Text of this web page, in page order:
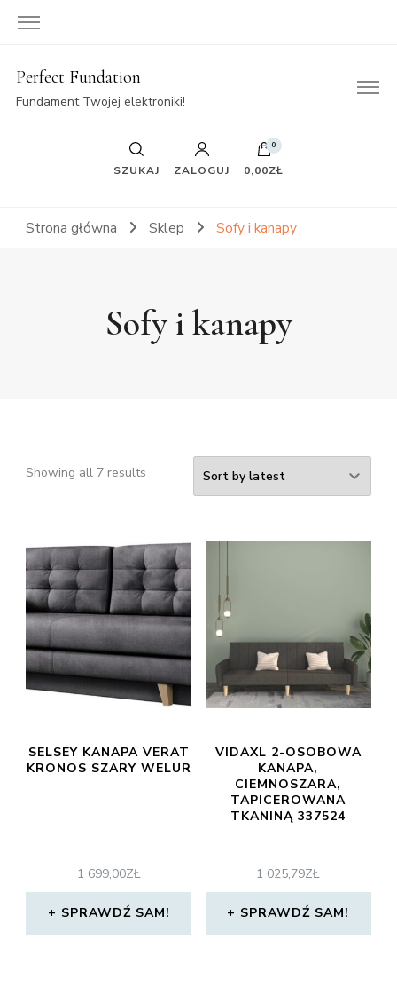
Perfect Fundation
Fundament Twojej elektroniki!
SZUKAJ ZALOGUJ
0
0,00ZŁ
Strona główna Sklep Sofy i kanapy
Sofy i kanapy
Showing all 7 results
SELSEY KANAPA VERAT
KRONOS SZARY WELUR
1 699,00ZŁ
SPRAWDŹ SAM!
VIDAXL 2-OSOBOWA
KANAPA,
CIEMNOSZARA,
TAPICEROWANA
TKANINĄ 337524
1 025,79ZŁ
SPRAWDŹ SAM!